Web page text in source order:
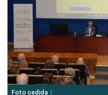
Foto cedida